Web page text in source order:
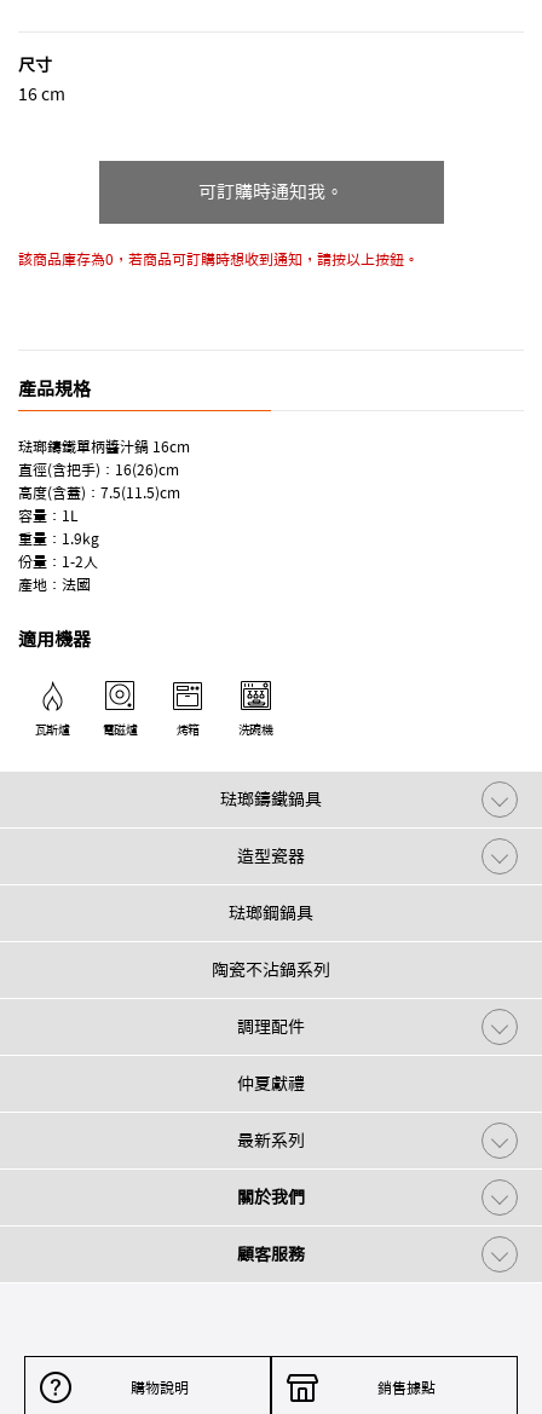
尺寸
16 cm
可訂購時通知我。
該商品庫存為0，若商品可訂購時想收到通知，請按以上按鈕。
產品規格
琺瑯鑄鐵單柄醬汁鍋 16cm
直徑(含把手)：16(26)cm
高度(含蓋)：7.5(11.5)cm
容量：1L
重量：1.9kg
份量：1-2人
產地：法國
適用機器
瓦斯爐 電磁爐 烤箱 洗碗機
琺瑯鑄鐵鍋具
造型瓷器
琺瑯鋼鍋具
陶瓷不沾鍋系列
調理配件
仲夏獻禮
最新系列
關於我們
顧客服務
購物說明 銷售據點